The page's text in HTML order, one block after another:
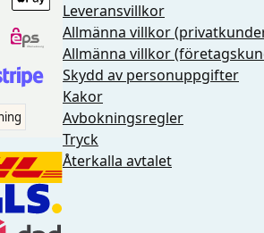
Leveransvillkor
Allmänna villkor
Allmänna villkor
Skydd av personuppgifter
Kakor
Avbokningsregler
Tryck
Återkalla avtalet